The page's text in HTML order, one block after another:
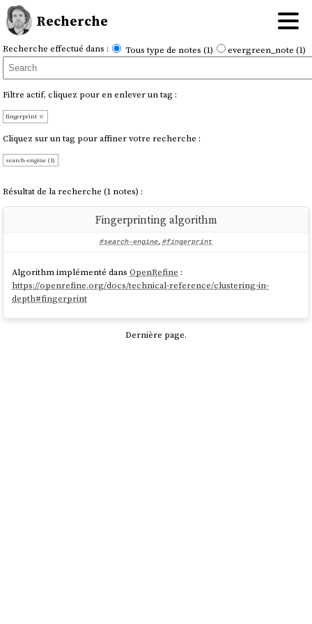
Recherche
Recherche effectué dans : Tous type de notes (1) evergreen_note (1)
Filtre actif, cliquez pour en enlever un tag :
fingerprint
Cliquez sur un tag pour affiner votre recherche :
search-engine (1)
Résultat de la recherche (1 notes) :
Fingerprinting algorithm
#search-engine, #fingerprint
Algorithm implémenté dansOpenRefine :
https://openrefine.org/docs/technical-reference/clustering-in-
depth#fingerprint
Dernière page.